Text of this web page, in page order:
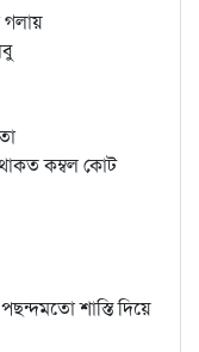
কম্বল কোট
শাস্তি দিয়ে